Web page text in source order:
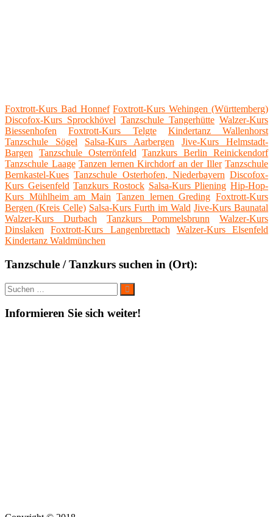
Foxtrott-Kurs Bad Honnef Foxtrott-Kurs Wehingen (Württemberg)
Discofox-Kurs Sprockhövel Tanzschule Tangerhütte Walzer-Kurs
Biessenhofen
Foxtrott-Kurs Telgte
Kindertanz Wallenhorst
Tanzschule Sögel
Salsa-Kurs Aarbergen
Jive-Kurs Helmstadt-
Bargen
Tanzschule Osterrönfeld
Tanzkurs Berlin Reinickendorf
Tanzschule Laage Tanzen lernen Kirchdorf an der Iller Tanzschule
Bernkastel-Kues Tanzschule Osterhofen, Niederbayern Discofox-
Kurs Geisenfeld Tanzkurs Rostock Salsa-Kurs Pliening Hip-Hop-
Kurs Mühlheim am Main Tanzen lernen Greding Foxtrott-Kurs
Bergen (Kreis Celle) Salsa-Kurs Furth im Wald Jive-Kurs Baunatal
Walzer-Kurs Durbach
Tanzkurs Pommelsbrunn
Walzer-Kurs
Dinslaken
Foxtrott-Kurs Langenbrettach
Walzer-Kurs Elsenfeld
Kindertanz Waldmünchen
Tanzschule / Tanzkurs suchen in (Ort):
Suche
nach:
Suchen
Informieren Sie sich weiter!